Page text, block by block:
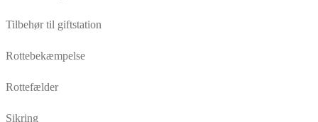
Tilbehør til giftstation
Rottebekæmpelse
Rottefælder
Sikring